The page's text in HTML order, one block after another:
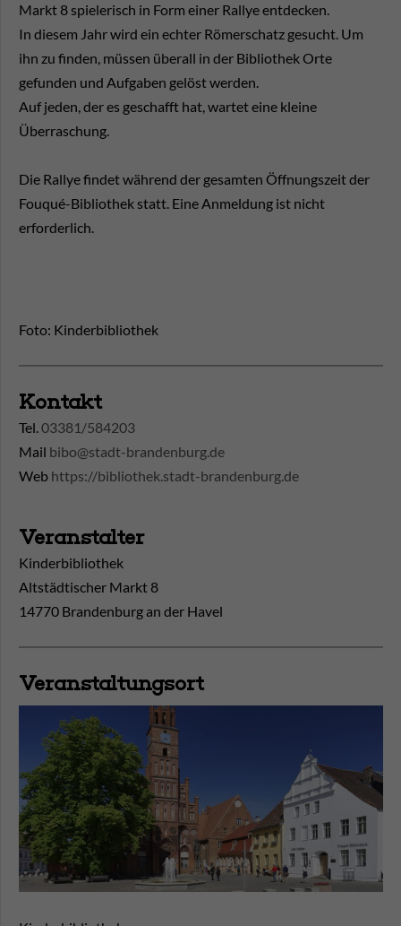
Markt 8 spielerisch in Form einer Rallye entdecken.
In diesem Jahr wird ein echter Römerschatz gesucht. Um
ihn zu finden, müssen überall in der Bibliothek Orte
gefunden und Aufgaben gelöst werden.
Auf jeden, der es geschafft hat, wartet eine kleine
Überraschung.
Die Rallye findet während der gesamten Öffnungszeit der
Fouqué-Bibliothek statt. Eine Anmeldung ist nicht
erforderlich.
Foto: Kinderbibliothek
Kontakt
Tel.03381/584203
Mail bibo@stadt-brandenburg.de
Web https://bibliothek.stadt-brandenburg.de
Veranstalter
Kinderbibliothek
Altstädtischer Markt 8
14770 Brandenburg an der Havel
Veranstaltungsort